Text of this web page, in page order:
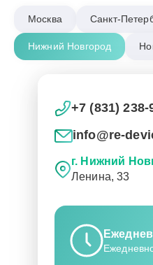
Москва Санкт-
Нижний Новгород
+7 (831) 238-
info@re-
г. Нижний
Ленина, 33